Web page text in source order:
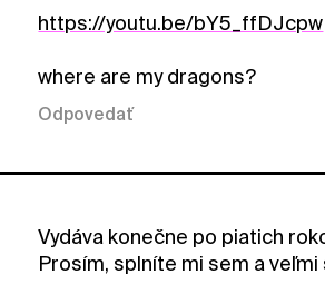
https://youtu.be/bY5_ffDJcpw
where are my dragons?
Odpovedať
Vydáva konečne po piatich
Prosím, splníte mi sem a veľmi